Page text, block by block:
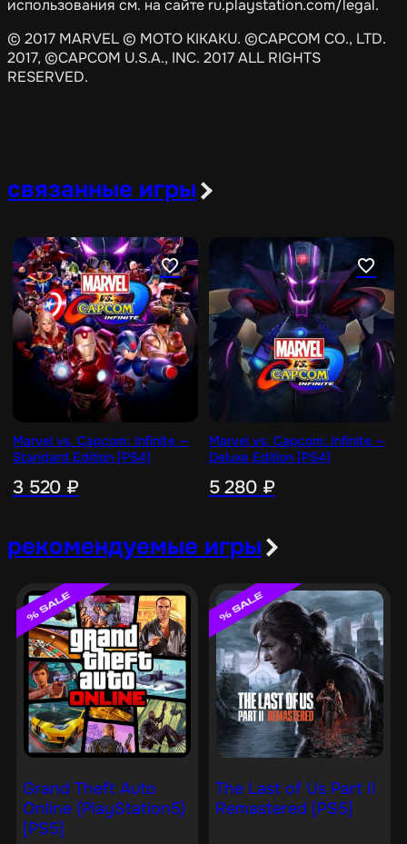
использования см. на сайте ru.playstation.com/legal.
© 2017 MARVEL © MOTO KIKAKU. ©CAPCOM CO., LTD.
2017, ©CAPCOM U.S.A., INC. 2017 ALL RIGHTS
RESERVED.
связанные игры
Marvel vs. Capcom: Infinite —
Standard Edition [PS4]
3 520 ₽
Marvel vs. Capcom: Infinite —
Deluxe Edition [PS4]
5 280 ₽
рекомендуемые игры
Grand Theft Auto
Online (PlayStation5)
[PS5]
The Last of Us Part II
Remastered [PS5]